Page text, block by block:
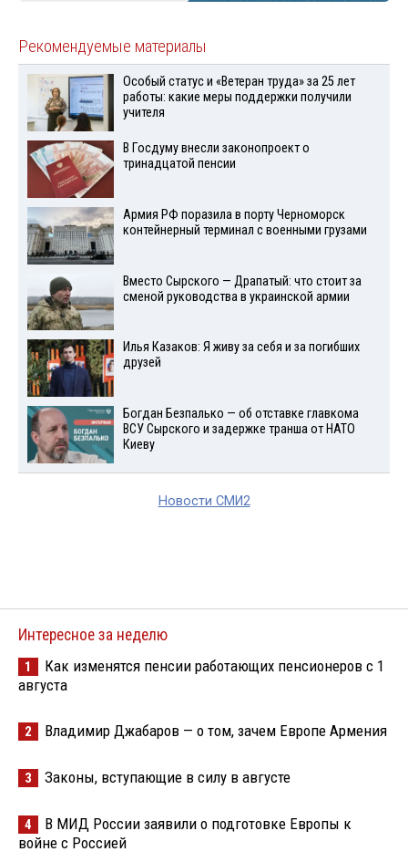
Рекомендуемые материалы
Особый статус и «Ветеран труда» за 25 лет
работы: какие меры поддержки получили
учителя
В Госдуму внесли законопроект о
тринадцатой пенсии
Армия РФ поразила в порту Черноморск
контейнерный терминал с военными грузами
Вместо Сырского — Драпатый: что стоит за
сменой руководства в украинской армии
Илья Казаков: Я живу за себя и за погибших
друзей
Богдан Безпалько — об отставке главкома
ВСУ Сырского и задержке транша от НАТО
Киеву
Новости СМИ2
Интересное за неделю
1
Как изменятся пенсии работающих пенсионеров с 1
августа
2 Владимир Джабаров — о том, зачем Европе Армения
3 Законы, вступающие в силу в августе
4
В МИД России заявили о подготовке Европы к
войне с Россией